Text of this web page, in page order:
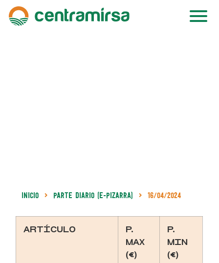
Inicio Parte Diario (e-Pizarra) 16/04/2024
ARTÍCULO
P.
MAX
(€)
P.
MIN
(€)